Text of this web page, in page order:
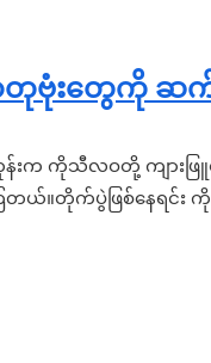
ာတုဗုံးတွေကို
တုန်းက ကိုသီလဝတို့ ကျား
ြတယ်။တိုက်ပွဲဖြစ်နေရ